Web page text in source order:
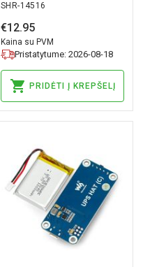
Raspberry Pi 4B
SHR-14516
€12.95
Kaina su PVM
Pristatytume: 2026-08-18
PRIDĖTI Į KREPŠELĮ